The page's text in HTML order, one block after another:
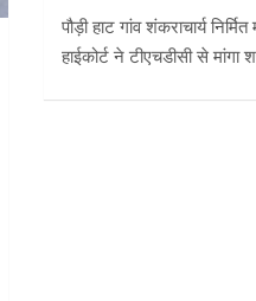
पौड़ी हाट गांव शंकराचार्य
हाईकोर्ट ने टीएचडीसी से मांगा